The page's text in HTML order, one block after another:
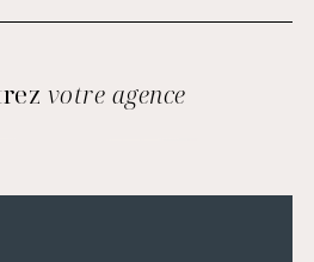
votre agence